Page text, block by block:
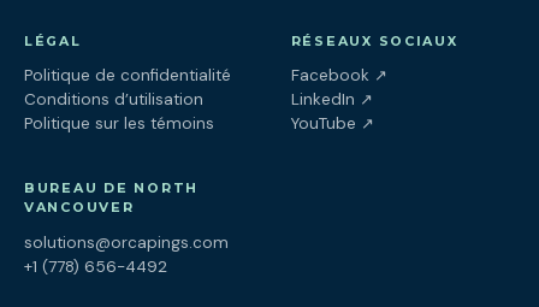
LÉGAL
Politique de confidentialité
Conditions d’utilisation
Politique sur les témoins
RÉSEAUX SOCIAUX
Facebook ↗(ouvre dans un
LinkedIn ↗(ouvre dans un
YouTube ↗(ouvre dans un
BUREAU DE NORTH
VANCOUVER
solutions@orcapings.com
+1 (778) 656-4492